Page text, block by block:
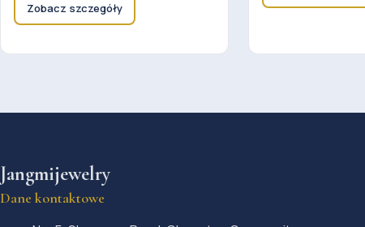
Zobacz szczegóły
Jangmijewelry
Dane kontaktowe